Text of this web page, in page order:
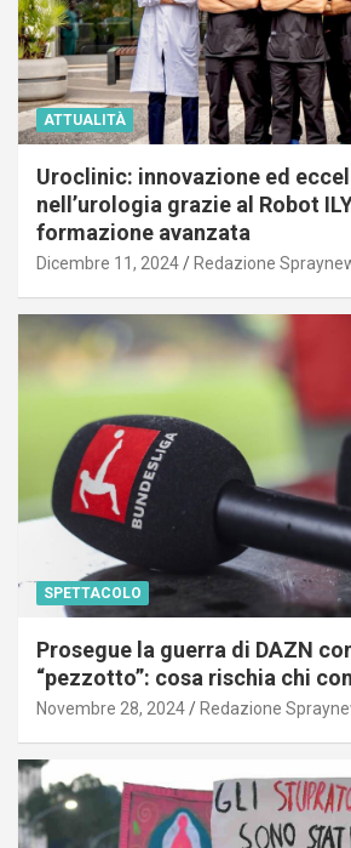
ATTUALITÀ
Uroclinic: innovazione ed
nell’urologia grazie al Robot
formazione avanzata
Dicembre 11, 2024 Redazione
SPETTACOLO
Prosegue la guerra di DAZN
“pezzotto”: cosa rischia chi
Novembre 28, 2024 Redazione